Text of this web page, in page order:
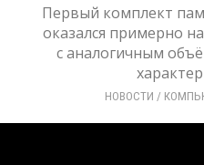
Первый комплект
оказался примерно
с аналогичным
НОВОСТИ /